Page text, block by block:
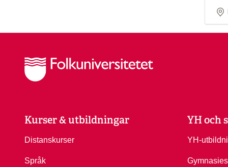
Kurser & utbildningar
Distanskurser
Språk
YH och
YH-